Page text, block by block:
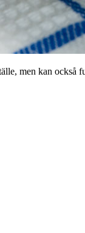
men kan också